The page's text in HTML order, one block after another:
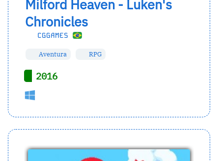
Milford Heaven - Luken's
Chronicles
CGGAMES
Aventura RPG
2016